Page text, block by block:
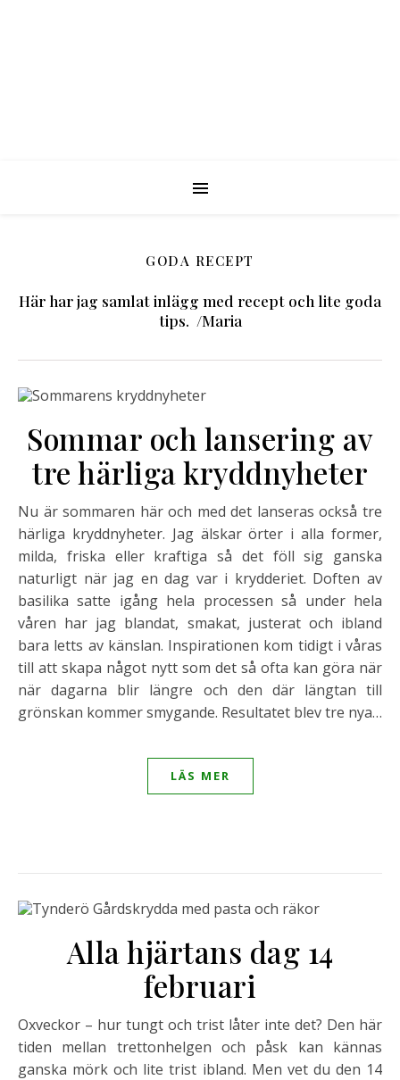
GODA RECEPT
Här har jag samlat inlägg med recept och lite goda
tips. /Maria
Sommar och lansering av
tre härliga kryddnyheter
Nu är sommaren här och med det lanseras också tre
härliga kryddnyheter. Jag älskar örter i alla former,
milda, friska eller kraftiga så det föll sig ganska
naturligt när jag en dag var i krydderiet. Doften av
basilika satte igång hela processen så under hela
våren har jag blandat, smakat, justerat och ibland
bara letts av känslan. Inspirationen kom tidigt i våras
till att skapa något nytt som det så ofta kan göra när
när dagarna blir längre och den där längtan till
grönskan kommer smygande. Resultatet blev tre nya…
LÄS MER
Alla hjärtans dag 14
februari
Oxveckor – hur tungt och trist låter inte det? Den här
tiden mellan trettonhelgen och påsk kan kännas
ganska mörk och lite trist ibland. Men vet du den 14